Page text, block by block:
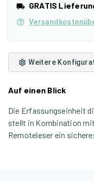
GRATIS
Weitere
Auf einen Blick
Die Erfassungseinheit
stellt in Kombination
Remoteleser ein